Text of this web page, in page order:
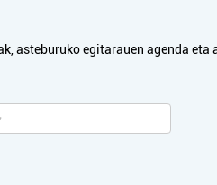
asteburuko egitarauen agenda eta